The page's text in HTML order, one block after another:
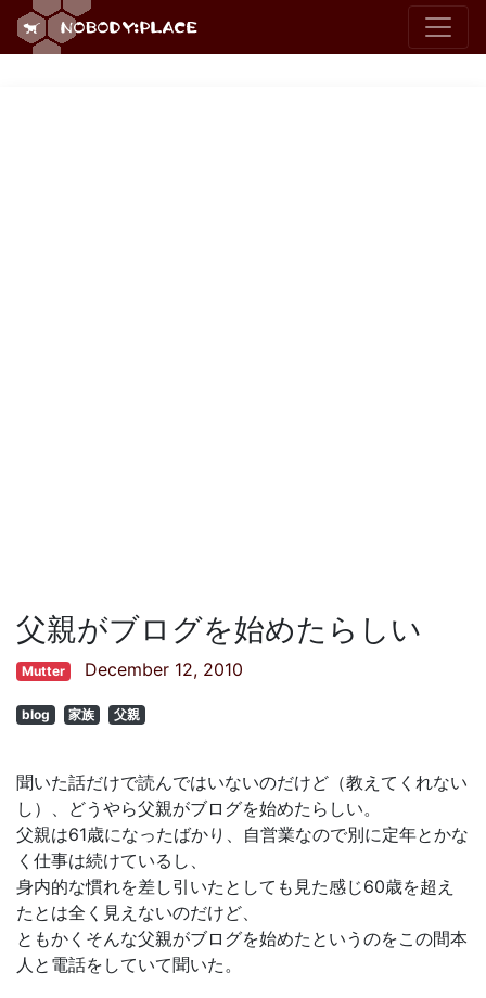
父親がブログを始めたらしい
Mutter December 12, 2010
blog 家族 父親
聞いた話だけで読んではいないのだけど（教えてくれない
し）、どうやら父親がブログを始めたらしい。
父親は61歳になったばかり、自営業なので別に定年とかな
く仕事は続けているし、
身内的な慣れを差し引いたとしても見た感じ60歳を超え
たとは全く見えないのだけど、
ともかくそんな父親がブログを始めたというのをこの間本
人と電話をしていて聞いた。